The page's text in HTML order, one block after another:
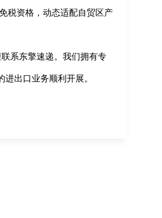
税资格，动态适配自贸区产
系东擎速递。我们拥有专
出口业务顺利开展。